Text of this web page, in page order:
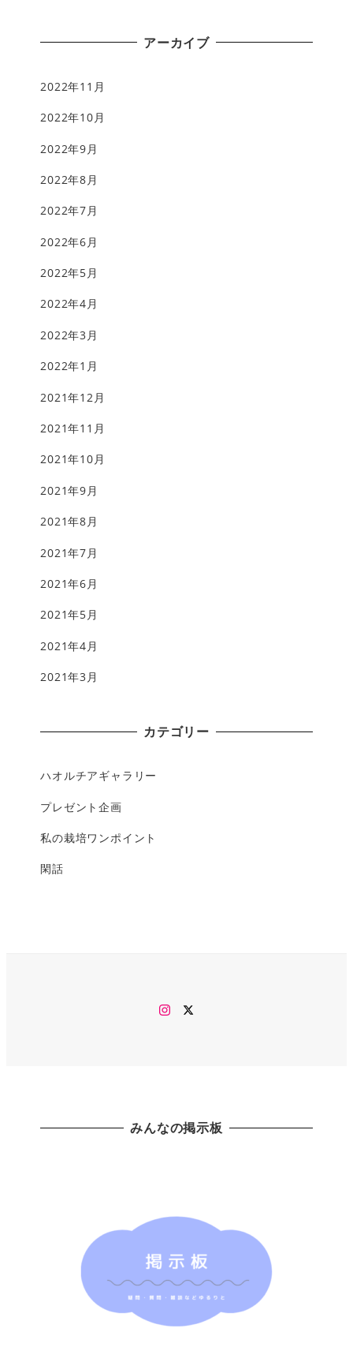
アーカイブ
2022年11月
2022年10月
2022年9月
2022年8月
2022年7月
2022年6月
2022年5月
2022年4月
2022年3月
2022年1月
2021年12月
2021年11月
2021年10月
2021年9月
2021年8月
2021年7月
2021年6月
2021年5月
2021年4月
2021年3月
カテゴリー
ハオルチアギャラリー
プレゼント企画
私の栽培ワンポイント
閑話
Instagram
みんなの掲示板